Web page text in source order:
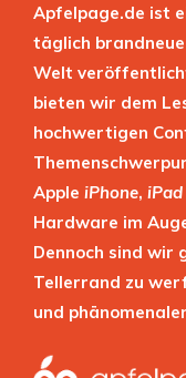
Apfelpage.de ist
täglich
Welt
bieten wir dem
hochwertigen
Apple iPhone, iPad
Hardware im
Dennoch sind wir
Tellerrand zu
und